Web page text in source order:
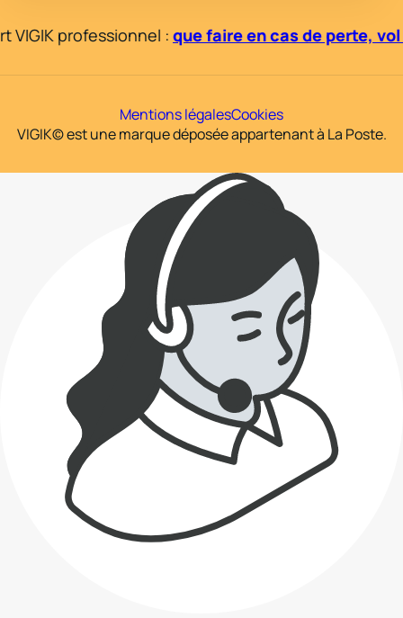
professionnel : que faire en cas de perte, vol
VIGIK© est une marque déposée appartenant à La Poste.
Mentions légalesCookies